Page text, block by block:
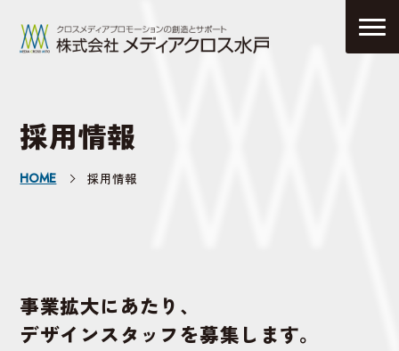
採用情報
HOME 採用情報
事業拡大にあたり、
デザインスタッフを募集します。